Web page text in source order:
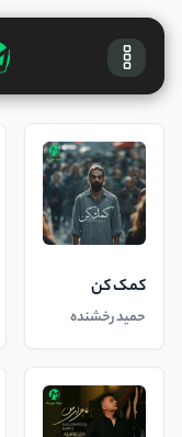
کمک کن
حمید رخشنده